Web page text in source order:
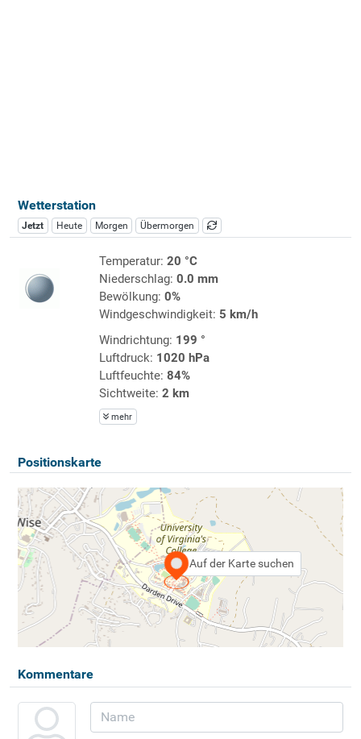
Wetterstation
Jetzt Heute Morgen Übermorgen
Temperatur: 20 °C
Niederschlag: 0.0 mm
Bewölkung: 0%
Windgeschwindigkeit: 5 km/h
Windrichtung: 199 °
Luftdruck: 1020 hPa
Luftfeuchte: 84%
Sichtweite: 2 km
mehr
Positionskarte
Auf der Karte suchen
Kommentare